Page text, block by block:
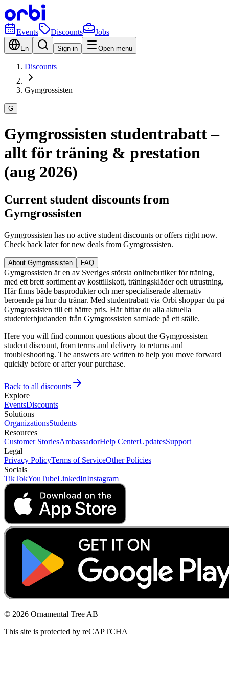
Events Discounts Jobs
En Sign in Open menu
Discounts
Gymgrossisten
G
Gymgrossisten studentrabatt –
allt för träning & prestation
(aug 2026)
Current student discounts from
Gymgrossisten
Gymgrossisten has no active student discounts or offers right now.
Check back later for new deals from Gymgrossisten.
About Gymgrossisten FAQ
Gymgrossisten är en av Sveriges största onlinebutiker för träning,
med ett brett sortiment av kosttillskott, träningskläder och utrustning.
Här finns både basprodukter och mer specialiserade alternativ
beroende på hur du tränar. Med studentrabatt via Orbi shoppar du på
Gymgrossisten till ett bättre pris. Här hittar du alla aktuella
studenterbjudanden från Gymgrossisten samlade på ett ställe.
Here you will find common questions about the Gymgrossisten
student discount, from terms and delivery to returns and
troubleshooting. The answers are written to help you move forward
quickly before or after your purchase.
Back to all discounts
Explore
EventsDiscounts
Solutions
OrganizationsStudents
Resources
Customer StoriesAmbassadorHelp CenterUpdatesSupport
Legal
Privacy PolicyTerms of ServiceOther Policies
Socials
TikTokYouTubeLinkedInInstagram
© 2026 Ornamental Tree AB
This site is protected by reCAPTCHA